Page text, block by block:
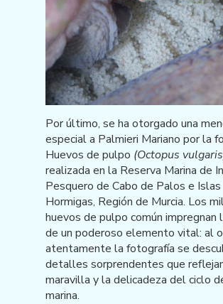
Por último, se ha otorgado una
especial a Palmieri Mariano por la
Huevos de pulpo (Octopus
realizada en la Reserva Marina de
Pesquero de Cabo de Palos e Islas
Hormigas, Región de Murcia. Los
huevos de pulpo común impregnan
de un poderoso elemento vital: al
atentamente la fotografía se
detalles sorprendentes que
maravilla y la delicadeza del ciclo
marina.